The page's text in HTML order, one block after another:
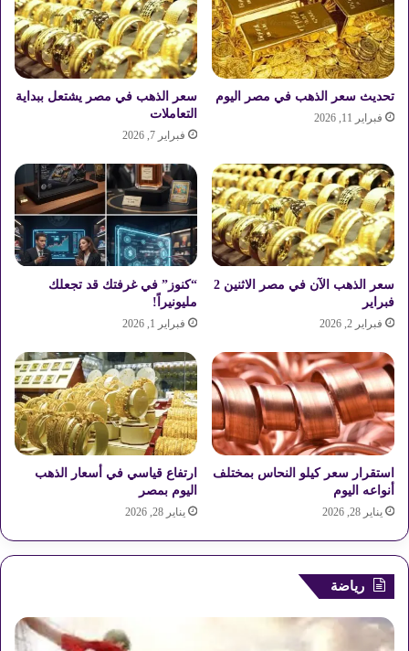
م
ا
ل
خ
م
ي
2
ف
ب
ر
ا
ي
ر
2
0
6
تحديث سعر الذهب في مصر اليوم
فبراير 11, 2026
سعر الذهب في مصر يشتعل ببداية
التعاملات
فبراير 7, 2026
سعر الذهب الآن في مصر الاثنين 2
فبراير
فبراير 2, 2026
“كنوز” في غرفتك قد تجعلك
مليونيراً!
فبراير 1, 2026
استقرار سعر كيلو النحاس بمختلف
أنواعه اليوم
يناير 28, 2026
ارتفاع قياسي في أسعار الذهب
اليوم بمصر
يناير 28, 2026
رياضة